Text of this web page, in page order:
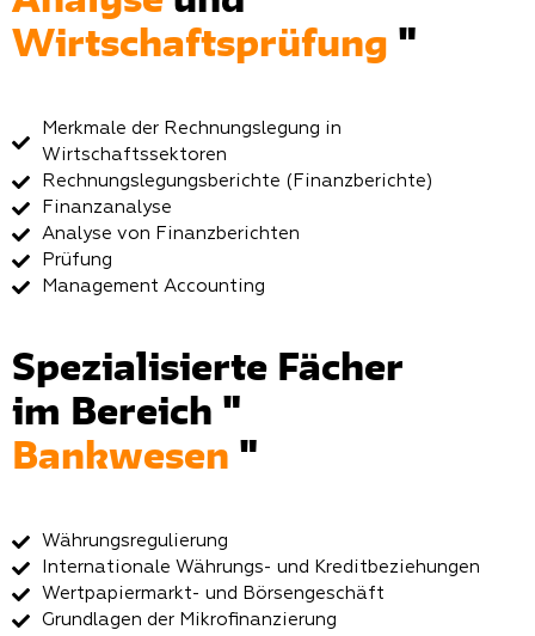
Wirtschaftsprüfung "
Merkmale der Rechnungslegung in
Wirtschaftssektoren
Rechnungslegungsberichte (Finanzberichte)
Finanzanalyse
Analyse von Finanzberichten
Prüfung
Management Accounting
Spezialisierte Fächer
im Bereich "
Bankwesen "
Währungsregulierung
Internationale Währungs- und Kreditbeziehungen
Wertpapiermarkt- und Börsengeschäft
Grundlagen der Mikrofinanzierung